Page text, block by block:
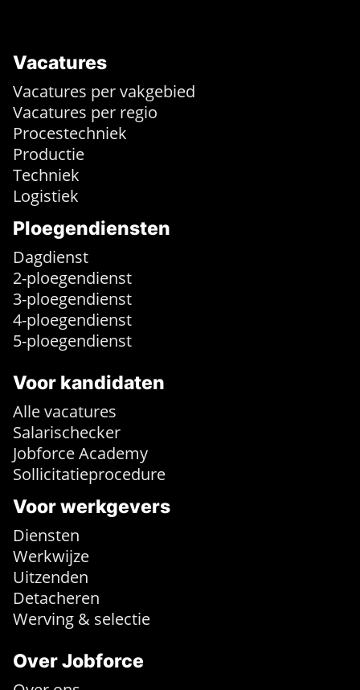
Vacatures
Vacatures per vakgebied
Vacatures per regio
Procestechniek
Productie
Techniek
Logistiek
Ploegendiensten
Dagdienst
2-ploegendienst
3-ploegendienst
4-ploegendienst
5-ploegendienst
Voor kandidaten
Alle vacatures
Salarischecker
Jobforce Academy
Sollicitatieprocedure
Voor werkgevers
Diensten
Werkwijze
Uitzenden
Detacheren
Werving & selectie
Over Jobforce